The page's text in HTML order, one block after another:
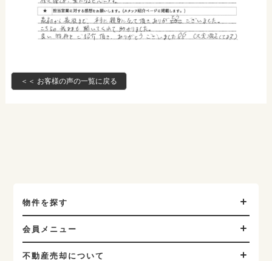
＜＜ お客様の声の一覧に戻る
物件を探す
会員メニュー
不動産売却について